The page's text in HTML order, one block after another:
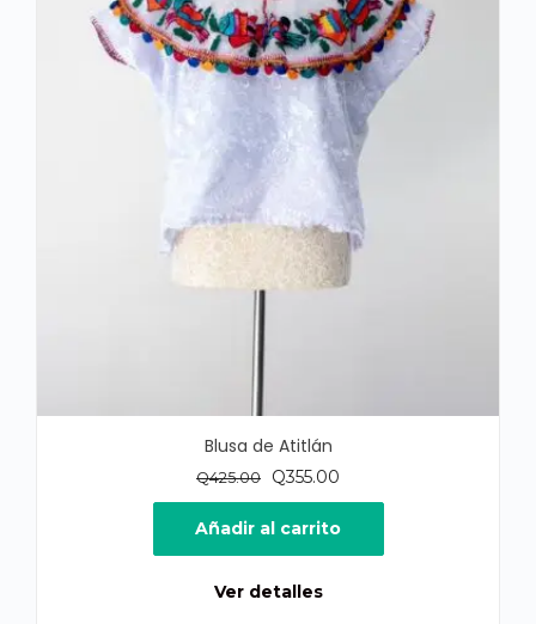
Blusa de Atitlán
Q425.00
El
precio
original
era:
Q355.00
precio
actual
es:
Añadir al carrito
Ver detalles